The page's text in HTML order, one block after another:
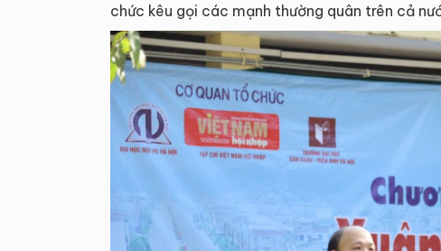
chức kêu gọi các mạnh thường quân trên cả